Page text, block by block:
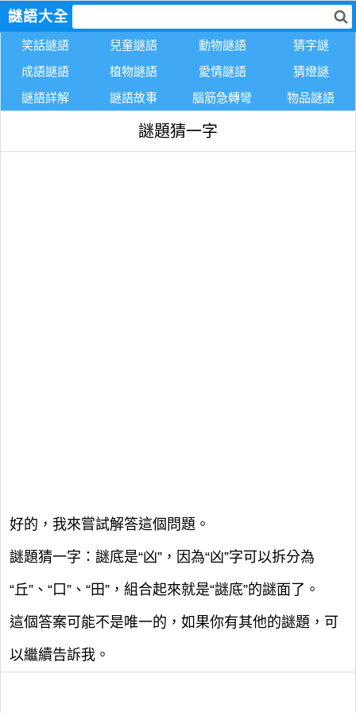
謎語大全
笑話謎語 兒童謎語 動物謎語
猜字謎
成語謎語
植物謎語 愛情謎語
猜燈謎
謎語詳解
謎語故事 腦筋急轉彎 物品謎語
謎題猜一字
好的，我來嘗試解答這個問題。
謎題猜一字：謎底是“凶”，因為“凶”字可以拆分為
“丘”、“口”、“田”，組合起來就是“謎底”的謎面了。
這個答案可能不是唯一的，如果你有其他的謎題，可
以繼續告訴我。